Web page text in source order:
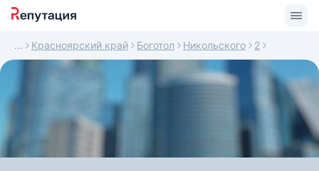
Красноярский край Боготол Никольского 2